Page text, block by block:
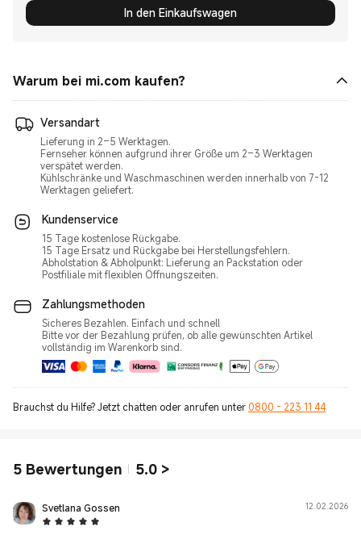
In den Einkaufswagen
Warum bei mi.com kaufen?
Versandart
Lieferung in 2–5 Werktagen.
Fernseher können aufgrund ihrer Größe um 2–3 Werktagen
verspätet werden.
Kühlschränke und Waschmaschinen werden innerhalb von 7-12
Werktagen geliefert.
Kundenservice
15 Tage kostenlose Rückgabe.
15 Tage Ersatz und Rückgabe bei Herstellungsfehlern.
Abholstation & Abholpunkt: Lieferung an Packstation oder
Postfiliale mit flexiblen Öffnungszeiten.
Zahlungsmethoden
Sicheres Bezahlen. Einfach und schnell
Bitte vor der Bezahlung prüfen, ob alle gewünschten Artikel
vollständig im Warenkorb sind.
Brauchst du Hilfe? Jetzt chatten oder anrufen unter 0800 - 223 11 44
5 Bewertungen 5.0 >
Svetlana Gossen
5 Star
12.02.2026